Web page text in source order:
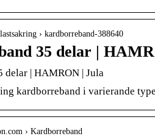
› kardborreband-388640
35 delar |
delar | HAMRON | Jula
kardborreband i varierande
› Kardborreband